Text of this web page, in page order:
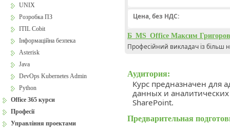
Цена, без НДС:
Б_MS_Office Максим
Професійний викладач із більш
Аудитория:
Курс предназначен для
данных и
SharePoint.
Предварительная
UNIX
Розробка ПЗ
ITIL Cobit
Інформаційна безпека
Asterisk
Java
DevOps Kubernetes Admin
Python
Office 365 курси
Професії
Управління проектами